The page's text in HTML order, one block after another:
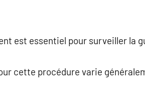
est essentiel pour surveiller la
cette procédure varie